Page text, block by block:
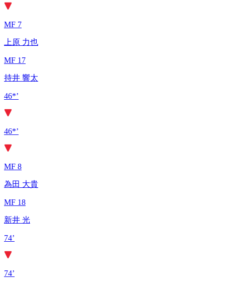
MF 7
上原 力也
MF 17
持井 響太
46*’
46*’
MF 8
為田 大貴
MF 18
新井 光
74’
74’